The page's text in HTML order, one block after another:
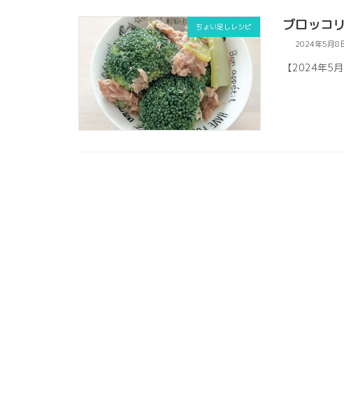
ちょい足しレシピ ブロッコ
2024年5月8
【2024年5